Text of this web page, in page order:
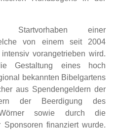
einer
von einem seit 2004
vorangetrieben wird.
Gestaltung eines hoch
bekannten Bibelgartens
aus Spendengeldern der
der Beerdigung des
sowie durch die
Sponsoren finanziert wurde.